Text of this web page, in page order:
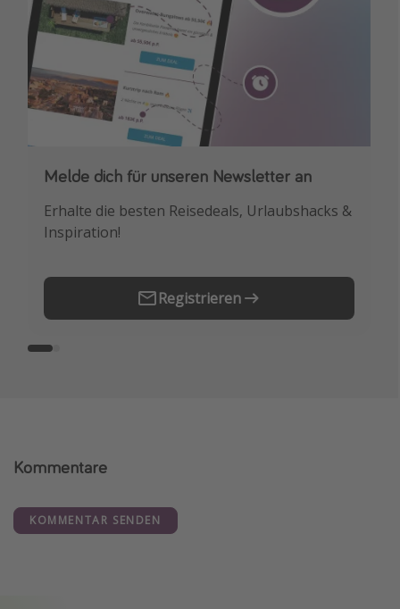
Melde dich für unseren Newsletter an
Erhalte die besten Reisedeals, Urlaubshacks &
Inspiration!
Registrieren
Downloade unsere App
Buche die besten Reiseschnäppchen als
Erstes.
Kommentare
KOMMENTAR SENDEN